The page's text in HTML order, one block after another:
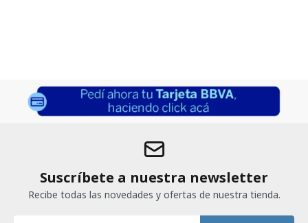
Suscríbete a nuestra newsletter
Recibe todas las novedades y ofertas de nuestra tienda.